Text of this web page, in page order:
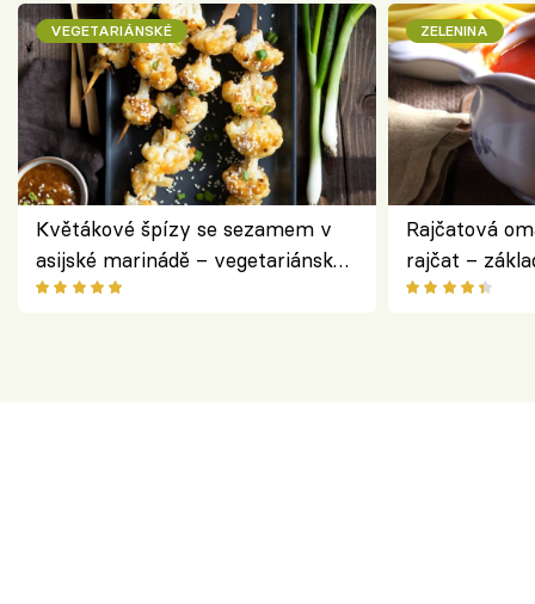
VEGETARIÁNSKÉ
Květákové špízy se sezamem v
asijské marinádě – vegetariánská
chuťovka z grilu
ZELENINA
Rajčatová
rajčat –